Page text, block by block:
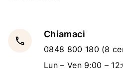
local_phone
Chiamaci
0848 800 180 (8
Lun – Ven 9:00 –